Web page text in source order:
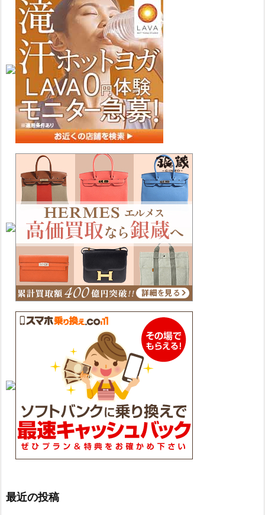
最近の投稿